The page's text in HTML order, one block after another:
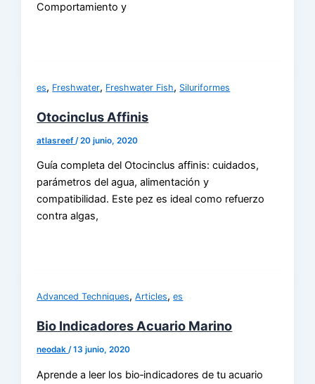
Comportamiento y
es, Freshwater, Freshwater Fish, Siluriformes
Otocinclus Affinis
atlasreef/20 junio, 2020
Guía completa del Otocinclus affinis: cuidados,
parámetros del agua, alimentación y
compatibilidad. Este pez es ideal como refuerzo
contra algas,
Advanced Techniques,Articles,es
Bio Indicadores Acuario Marino
neodak/13 junio, 2020
Aprende a leer los bio‑indicadores de tu acuario